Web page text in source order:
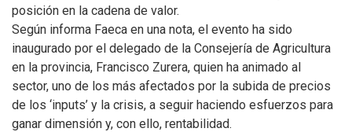
posición en la cadena de valor.
Según informa Faeca en una nota, el evento ha sido
inaugurado por el delegado de la Consejería de Agricultura
en la provincia, Francisco Zurera, quien ha animado al
sector, uno de los más afectados por la subida de precios
de los ‘inputs’ y la crisis, a seguir haciendo esfuerzos para
ganar dimensión y, con ello, rentabilidad.